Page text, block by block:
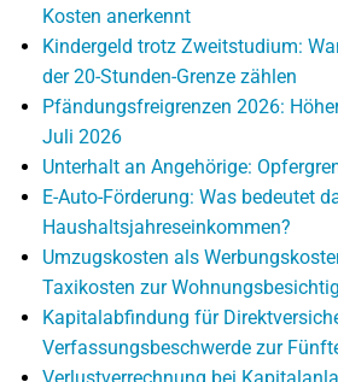
Kosten anerkennt
Kindergeld trotz Zweitstudium:
der 20-Stunden-Grenze zählen
Pfändungsfreigrenzen 2026:
Juli 2026
Unterhalt an Angehörige:
E-Auto-Förderung: Was bedeutet
Haushaltsjahreseinkommen?
Umzugskosten als
Taxikosten zur
Kapitalabfindung für
Verfassungsbeschwerde zur